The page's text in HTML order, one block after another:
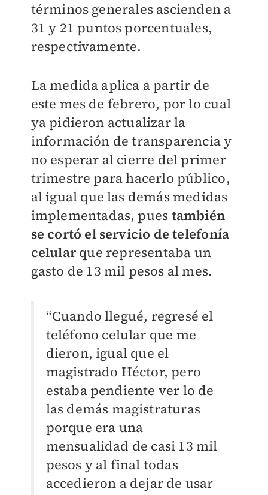
términos generales ascienden a
31 y 21 puntos porcentuales,
respectivamente.
La medida aplica a partir de
este mes de febrero, por lo cual
ya pidieron actualizar la
información de transparencia y
no esperar al cierre del primer
trimestre para hacerlo público,
al igual que las demás medidas
implementadas, pues también
se cortó el servicio de telefonía
celularque representaba un
gasto de 13 mil pesos al mes.
“Cuando llegué, regresé el
teléfono celular que me
dieron, igual que el
magistrado Héctor, pero
estaba pendiente ver lo de
las demás magistraturas
porque era una
mensualidad de casi 13 mil
pesos y al final todas
accedieron a dejar de usar